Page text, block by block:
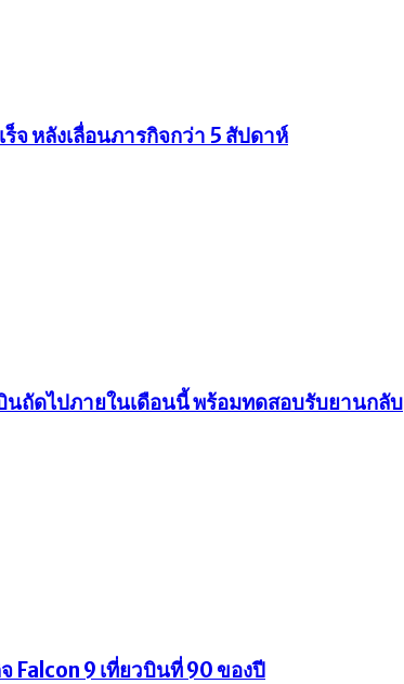
จ หลังเลื่อนภารกิจกว่า 5 สัปดาห์
นถัดไปภายในเดือนนี้ พร้อมทดสอบรับยานกลับ
Falcon 9 เที่ยวบินที่ 90 ของปี